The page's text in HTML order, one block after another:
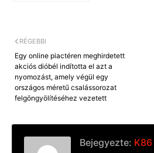
RÉGEBBI
Egy online piactéren meghirdetett
akciós dióbél indította el azt a
nyomozást, amely végül egy
országos méretű csalássorozat
felgöngyölítéséhez vezetett
Bejegyezte: K86